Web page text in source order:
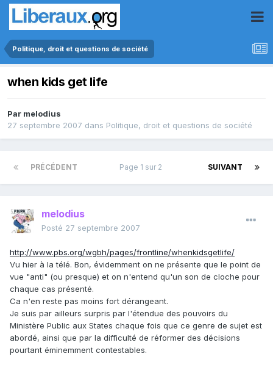
Politique, droit et questions de société
when kids get life
Par melodius
27 septembre 2007 dans Politique, droit et questions de société
PRÉCÉDENT SUIVANT
Page 1 sur 2
melodius
Posté 27 septembre 2007
http://www.pbs.org/wgbh/pages/frontline/whenkidsgetlife/
Vu hier à la télé. Bon, évidemment on ne présente que le point de
vue "anti" (ou presque) et on n'entend qu'un son de cloche pour
chaque cas présenté.
Ca n'en reste pas moins fort dérangeant.
Je suis par ailleurs surpris par l'étendue des pouvoirs du
Ministère Public aux States chaque fois que ce genre de sujet est
abordé, ainsi que par la difficulté de réformer des décisions
pourtant éminemment contestables.